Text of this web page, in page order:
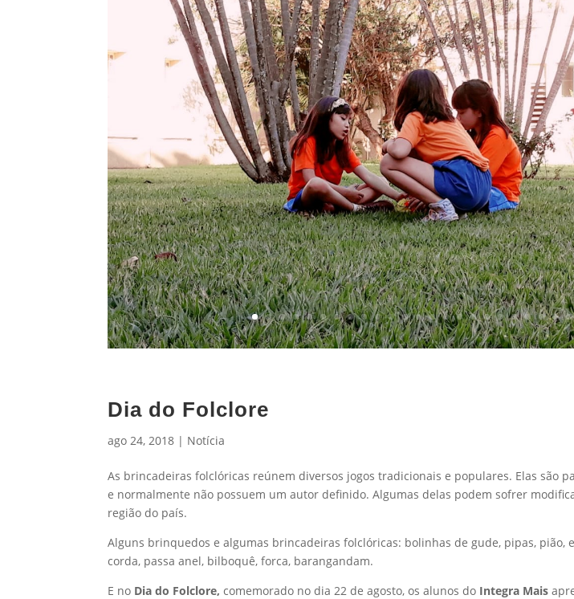
Dia do Folclore
ago 24, 2018 | Notícia
As brincadeiras folclóricas reúnem diversos jogos tradicionais e populares. Elas são
e normalmente não possuem um autor definido. Algumas delas podem sofrer
região do país.
Alguns brinquedos e algumas brincadeiras folclóricas: bolinhas de gude, pipas, pião,
corda, passa anel, bilboquê, forca, barangandam.
E no Dia do Folclore,comemorado no dia 22 de agosto, os alunos do Integra Mais